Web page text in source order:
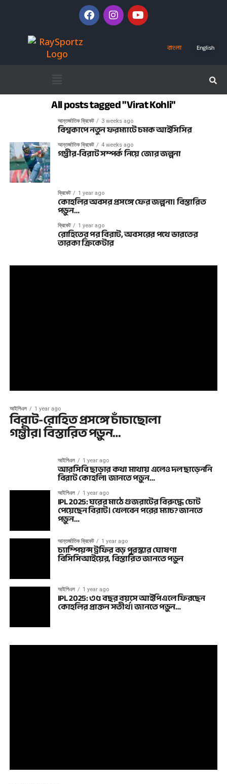
বাংলা English
All posts tagged "Virat Kohli"
আন্তর্জাতিক ক্রিকেট 3 weeks ago
বিশ্বকাপে নতুন ফরম্যাটে চমক আইসিসির
আন্তর্জাতিক ক্রিকেট 4 weeks ago
গম্ভীর-বিরাট সম্পর্ক নিয়ে জোর জল্পনা
ক্রিকেট 1 year ago
কোহলির অবসর প্রসঙ্গে ফের জল্পনা। বিস্তারিত
পড়ুন…
ক্রিকেট 1 year ago
রোহিতের পর বিরাট, অবসরের পথে ভারতের
তারকা ক্রিকেটার
আইপিএল 1 year ago
বিরাট-রোহিত প্রসঙ্গে চাঁচাছোলা
গম্ভীর। বিস্তারিত পড়ুন…
আইপিএল 1 year ago
আরসিবি ছাড়ার কথা মাথায় এলেও দল ছাড়েননি
বিরাট কোহলি। জানতে পড়ুন…
আইপিএল 1 year ago
IPL 2025: ঘরের মাঠে গুজরাটের বিরুদ্ধে চোট
পেয়েছেন বিরাট। খেলবেন পরের ম্যাচ? জানতে
পড়ুন…
আন্তর্জাতিক ক্রিকেট 1 year ago
চ্যাম্পিয়ন্স ট্রফির বড় পুরস্কার ঘোষণা
বিসিসিআইয়ের, বিস্তারিত জানতে পড়ুন
আইপিএল 1 year ago
IPL 2025: ৩৫ বছর বয়সে আইপিএলে ফিরছেন
কোহলির প্রাক্তন সতীর্থ। জানতে পড়ুন…